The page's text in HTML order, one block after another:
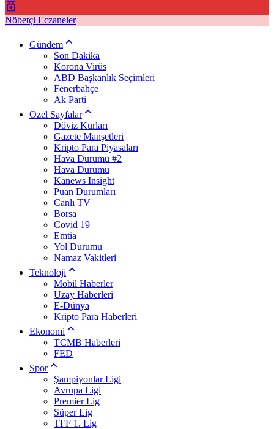
Nöbetçi Eczaneler
Gündem
Son Dakika
Korona Virüs
ABD Başkanlık Seçimleri
Fenerbahçe
Ak Parti
Özel Sayfalar
Döviz Kurları
Gazete Manşetleri
Kripto Para Piyasaları
Hava Durumu #2
Hava Durumu
Kanews Insight
Puan Durumları
Canlı TV
Borsa
Covid 19
Emtia
Yol Durumu
Namaz Vakitleri
Teknoloji
Mobil Haberler
Uzay Haberleri
E-Dünya
Kripto Para Haberleri
Ekonomi
TCMB Haberleri
FED
Spor
Şampiyonlar Ligi
Avrupa Ligi
Premier Lig
Süper Lig
TFF 1. Lig